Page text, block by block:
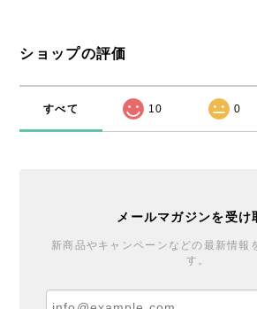
ショップの評価
すべて 10 0
メールマガジンを受け
新商品やキャンペーンなどの最新情報
す。